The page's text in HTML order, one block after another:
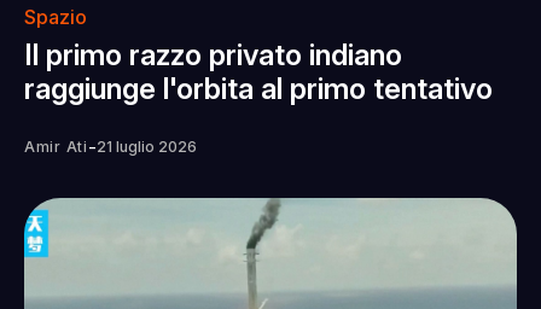
Spazio
Il primo razzo privato indiano
raggiunge l'orbita al primo tentativo
Amir Ati -21 luglio 2026